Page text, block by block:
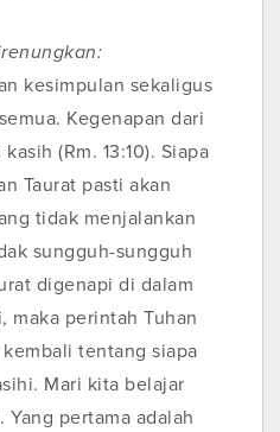
kesimpulan sekaligus
Kegenapan dari
(Rm. 13:10). Siapa
Taurat pasti akan
tidak menjalankan
sungguh-sungguh
digenapi di dalam
maka perintah Tuhan
tentang siapa
Mari kita belajar
Yang pertama adalah